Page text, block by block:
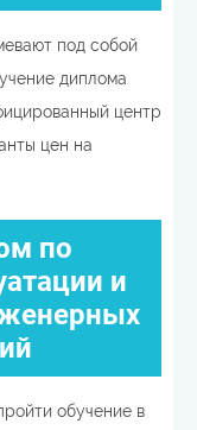
под собой
диплома
центр
цен на
по
и
обучение в